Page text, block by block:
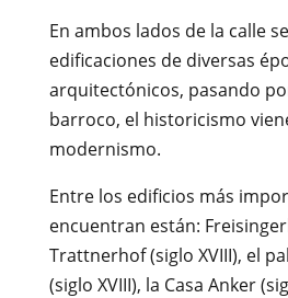
En ambos lados de la calle
edificaciones de diversas
arquitectónicos, pasando
barroco, el historicismo
modernismo.
Entre los edificios más
encuentran están:
Trattnerhof (siglo XVIII), el
(siglo XVIII), la Casa Anker